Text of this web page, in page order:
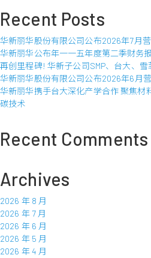
财
务
报
告
公
司
公
布
2017
营
Recent Posts
华新丽华股份有限公司公布2026年7月
华新丽华公布年一一五年度第二季财务
再创里程碑! 华新子公司SMP、台大、
华新丽华股份有限公司公布2026年6月
华新丽华携手台大深化产学合作 聚焦材
碳技术
Recent Comments
Archives
2026 年 8 月
2026 年 7 月
2026 年 6 月
2026 年 5 月
2026 年 4 月